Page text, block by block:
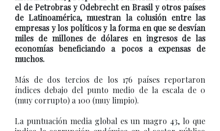
el de Petrobras y Odebrecht en Brasil y otros países
de Latinoamérica, muestran la colusión entre las
empresas y los políticos y la forma en que se desvían
miles de millones de dólares en ingresos de las
economías beneficiando a pocos a expensas de
muchos.
Más de dos tercios de los 176 países reportaron
índices debajo del punto medio de la escala de 0
(muy corrupto) a 100 (muy limpio).
La puntuación media global es un magro 43, lo que